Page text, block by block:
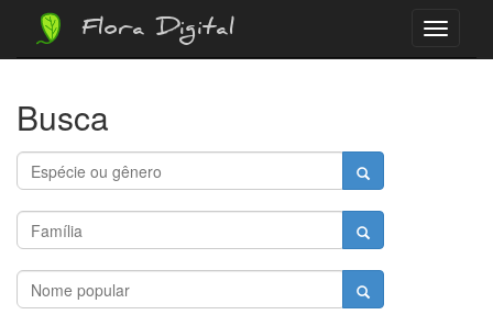
Menu
Flora Digital
Busca